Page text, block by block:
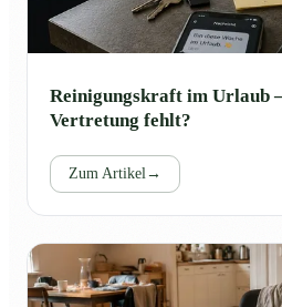
Reinigungskraft im Urlaub
Vertretung fehlt?
Zum Artikel→